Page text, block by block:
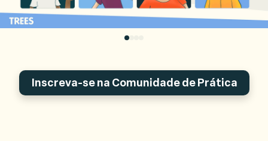
Inscreva-se na Comunidade de Prática